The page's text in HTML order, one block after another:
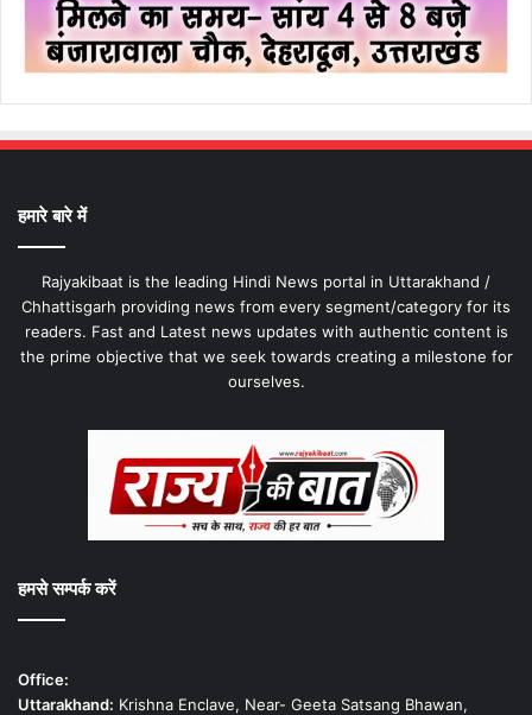
हमारे बारे में
Rajyakibaat is the leading Hindi News portal in Uttarakhand /
Chhattisgarh providing news from every segment/category for its
readers. Fast and Latest news updates with authentic content is
the prime objective that we seek towards creating a milestone for
ourselves.
हमसे सम्पर्क करें
Office:
Uttarakhand: Krishna Enclave, Near- Geeta Satsang Bhawan,